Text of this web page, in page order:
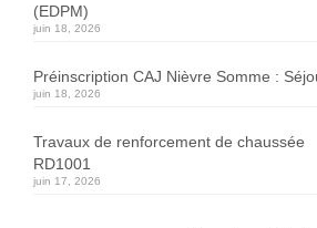
(EDPM)
juin 18, 2026
Préinscription CAJ Nièvre Somme :
juin 18, 2026
Travaux de renforcement de chaussée
RD1001
juin 17, 2026